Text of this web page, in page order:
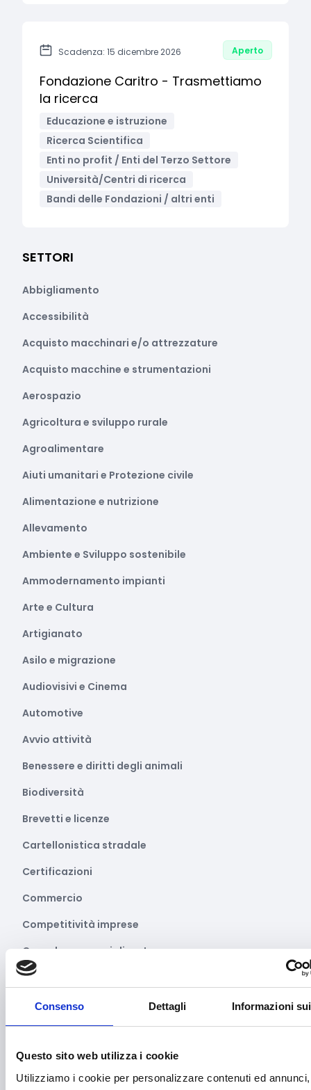
Consenso Dettagli Informazioni
Questo sito web utilizza i cookie
Utilizziamo i cookie per personalizzare contenuti ed
Scadenza: 15 dicembre 2026 Aperto
Fondazione Caritro - Trasmettiamo
la ricerca
Educazione e istruzione
Ricerca Scientifica
Enti no profit / Enti del Terzo Settore
Università/Centri di ricerca
Bandi delle Fondazioni / altri enti
SETTORI
Abbigliamento
Accessibilità
Acquisto macchinari e/o attrezzature
Acquisto macchine e strumentazioni
Aerospazio
Agricoltura e sviluppo rurale
Agroalimentare
Aiuti umanitari e Protezione civile
Alimentazione e nutrizione
Allevamento
Ambiente e Sviluppo sostenibile
Ammodernamento impianti
Arte e Cultura
Artigianato
Asilo e migrazione
Audiovisivi e Cinema
Automotive
Avvio attività
Benessere e diritti degli animali
Biodiversità
Brevetti e licenze
Cartellonistica stradale
Certificazioni
Commercio
Competitività imprese
Consulenza specializzata
Cooperazione Internazionale
Cybersecurity
Danza
Diritti e Cittadinanza
Distretti del Commercio